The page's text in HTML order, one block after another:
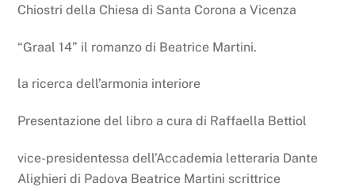
Chiostri della Chiesa di Santa Corona a Vicenza
“Graal 14” il romanzo di Beatrice Martini.
la ricerca dell’armonia interiore
Presentazione del libro a cura di Raffaella Bettiol
vice-presidentessa dell’Accademia letteraria Dante
Alighieri di Padova Beatrice Martini scrittrice